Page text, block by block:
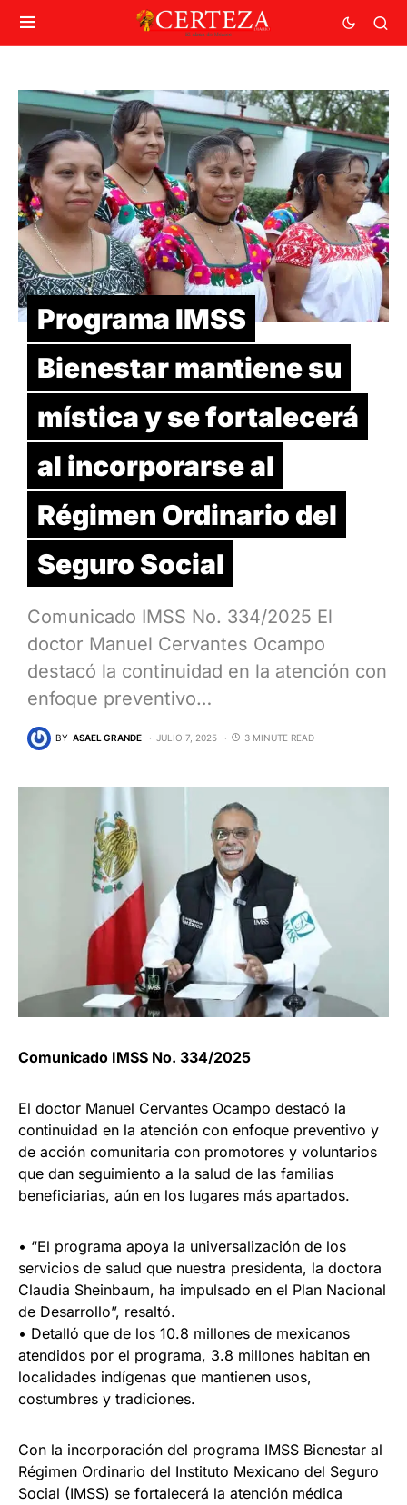
Programa IMSS
Bienestar mantiene su
mística y se fortalecerá
al incorporarse al
Régimen Ordinario del
Seguro Social
Comunicado IMSS No. 334/2025 El
doctor Manuel Cervantes Ocampo
destacó la continuidad en la atención con
enfoque preventivo…
BY ASAEL GRANDE JULIO 7, 2025 3 MINUTE READ
Comunicado IMSS No. 334/2025
El doctor Manuel Cervantes Ocampo destacó la
continuidad en la atención con enfoque preventivo y
de acción comunitaria con promotores y voluntarios
que dan seguimiento a la salud de las familias
beneficiarias, aún en los lugares más apartados.
• “El programa apoya la universalización de los
servicios de salud que nuestra presidenta, la doctora
Claudia Sheinbaum, ha impulsado en el Plan Nacional
de Desarrollo”, resaltó.
• Detalló que de los 10.8 millones de mexicanos
atendidos por el programa, 3.8 millones habitan en
localidades indígenas que mantienen usos,
costumbres y tradiciones.
Con la incorporación del programa IMSS Bienestar al
Régimen Ordinario del Instituto Mexicano del Seguro
Social (IMSS) se fortalecerá la atención médica